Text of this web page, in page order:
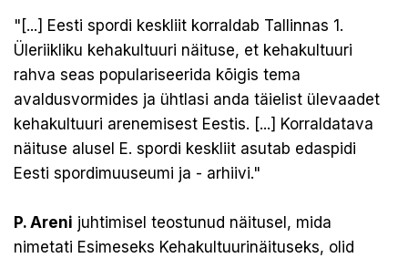
"[...] Eesti spordi keskliit korraldab Tallinnas 1.
Üleriikliku kehakultuuri näituse, et kehakultuuri
rahva seas populariseerida kõigis tema
avaldusvormides ja ühtlasi anda täielist ülevaadet
kehakultuuri arenemisest Eestis. [...] Korraldatava
näituse alusel E. spordi keskliit asutab edaspidi
Eesti spordimuuseumi ja - arhiivi."
P. Areni juhtimisel teostunud näitusel, mida
nimetati Esimeseks Kehakultuurinäituseks, olid